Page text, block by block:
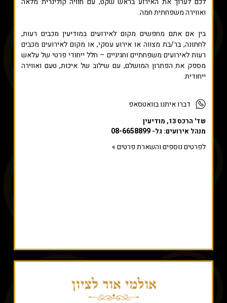
ואווירה משפחתית חמה.
בין אם אתם מחפשים מקום לאירועים במודיעין מכבים רעות,
לחתונה, בר/בת מצווה או אירוע עסקי, או מקום לאירועים מכבים
רעות לאירועים משפחתיים וחגיגיים – חלל ייחודי פרטי של עלאש
מספק את הפתרון המושלם, עם שילוב של איכות, טעם ואווירה
ייחודית.
דברו איתנו בוואטסאפ
שד' הרכס 13, מודיעין
מנהל אירועים: גל- 08-6658899
לפרטים נוספים והשארת פרטים »